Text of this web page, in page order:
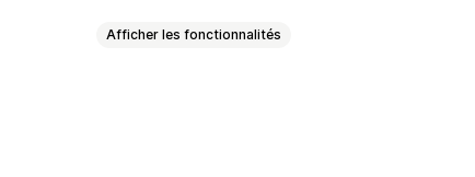
Afficher les fonctionnalités